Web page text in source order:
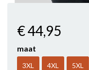
€ 44,95
maat
3XL 4XL 5XL